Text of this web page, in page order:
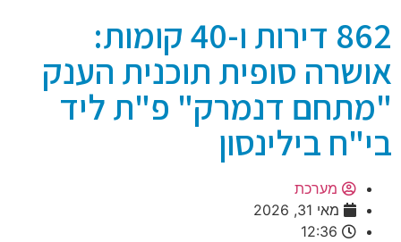
862 דירות ו-40 קומות:
אושרה סופית תוכנית הענק
"מתחם דנמרק" פ"ת ליד
בי"ח בילינסון
מערכת
מאי 31, 2026
12:36